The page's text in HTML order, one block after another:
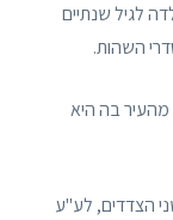
שתגיע הילדה לגיל שנתיים
השהות.
את מקום מגוריה עד 20 ק"מ מהעיר בה היא
הצדדים, לע"ע